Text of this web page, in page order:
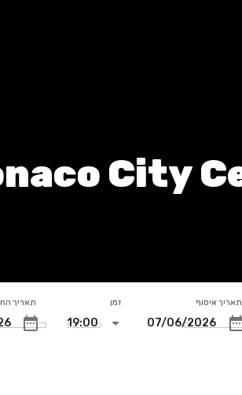
תאריך איסוף זמן תאריך